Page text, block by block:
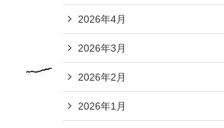
2026年4月
2026年3月
2026年2月
2026年1月